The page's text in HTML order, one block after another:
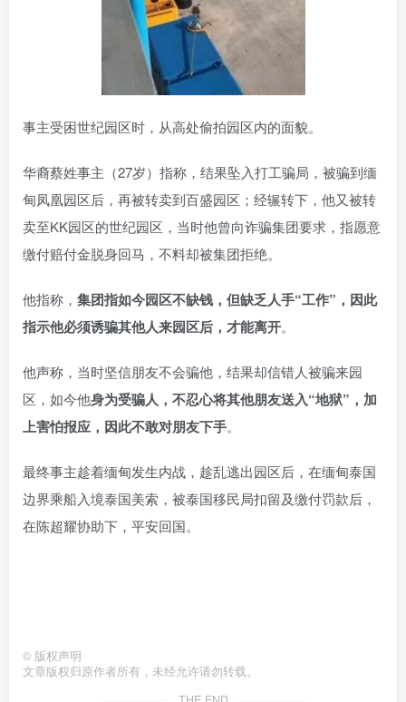
事主受困世纪园区时，从高处偷拍园区内的面貌。
华裔蔡姓事主（27岁）指称，结果坠入打工骗局，被骗到缅
甸凤凰园区后，再被转卖到百盛园区；经辗转下，他又被转
卖至KK园区的世纪园区，当时他曾向诈骗集团要求，指愿意
缴付赔付金脱身回马，不料却被集团拒绝。
他指称， 集团指如今园区不缺钱，但缺乏人手“工作”，因此
指示他必须诱骗其他人来园区后，才能离开。
他声称，当时坚信朋友不会骗他，结果却信错人被骗来园
区，如今他身为受骗人，不忍心将其他朋友送入“地狱”，加
上害怕报应，因此不敢对朋友下手。
最终事主趁着缅甸发生内战，趁乱逃出园区后，在缅甸泰国
边界乘船入境泰国美索，被泰国移民局扣留及缴付罚款后，
在陈超耀协助下，平安回国。
© 版权声明
文章版权归原作者所有，未经允许请勿转载。